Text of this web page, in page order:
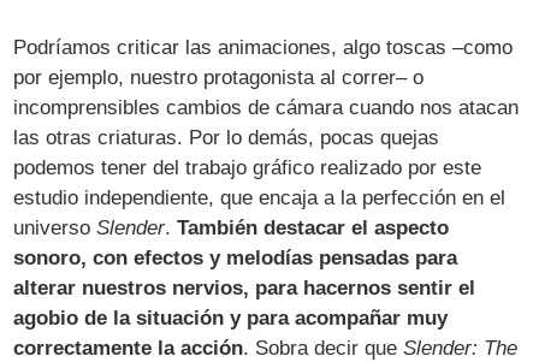
Podríamos criticar las animaciones, algo toscas –como
por ejemplo, nuestro protagonista al correr– o
incomprensibles cambios de cámara cuando nos atacan
las otras criaturas. Por lo demás, pocas quejas
podemos tener del trabajo gráfico realizado por este
estudio independiente, que encaja a la perfección en el
universoSlender.También destacar el aspecto
sonoro, con efectos y melodías pensadas para
alterar nuestros nervios, para hacernos sentir el
agobio de la situación y para acompañar muy
correctamente la acción. Sobra decir queSlender: The